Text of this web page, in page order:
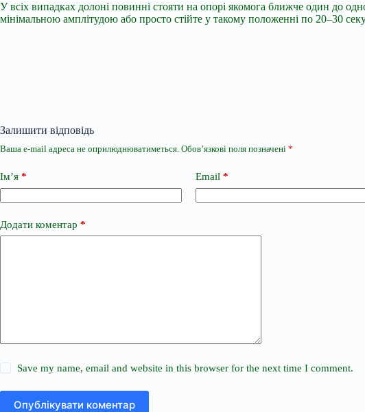
У всіх випадках долоні повинні стояти на опорі якомога ближче один до
мінімальною амплітудою або просто стійте у такому положенні по 20–30
Залишити відповідь
Ваша e-mail адреса не оприлюднюватиметься. Обов’язкові поля позначені *
Ім’я * Email *
Додати коментар *
Save my name, email and website in this browser for the next time I comment.
Опублікувати коментар